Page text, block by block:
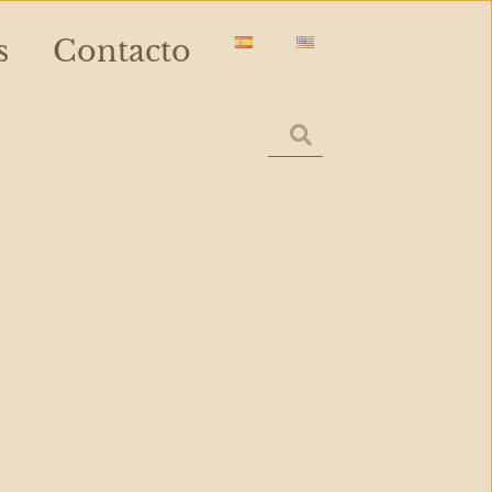
Contacto